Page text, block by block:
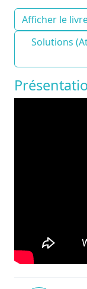
Afficher le
Solutions